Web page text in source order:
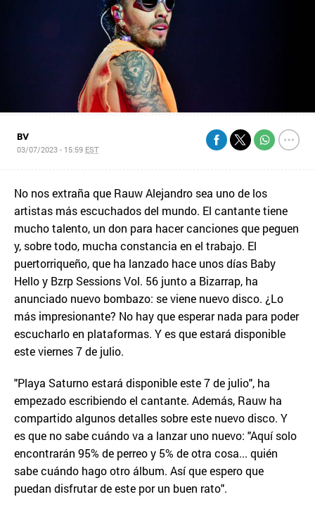
BV
03/07/2023 - 15:59 EST
No nos extraña que Rauw Alejandro sea uno de los
artistas más escuchados del mundo. El cantante tiene
mucho talento, un don para hacer canciones que peguen
y, sobre todo, mucha constancia en el trabajo. El
puertorriqueño, que ha lanzado hace unos días Baby
Hello y Bzrp Sessions Vol. 56 junto a Bizarrap, ha
anunciado nuevo bombazo: se viene nuevo disco. ¿Lo
más impresionante? No hay que esperar nada para poder
escucharlo en plataformas. Y es que estará disponible
este viernes 7 de julio.
"Playa Saturno estará disponible este 7 de julio", ha
empezado escribiendo el cantante. Además, Rauw ha
compartido algunos detalles sobre este nuevo disco. Y
es que no sabe cuándo va a lanzar uno nuevo: "Aquí solo
encontrarán 95% de perreo y 5% de otra cosa... quién
sabe cuándo hago otro álbum. Así que espero que
puedan disfrutar de este por un buen rato".